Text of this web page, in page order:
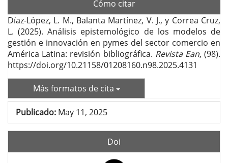
Cómo citar
Díaz-López, L. M., Balanta Martínez, V. J., y Correa Cruz,
L. (2025). Análisis epistemológico de los modelos de
gestión e innovación en pymes del sector comercio en
América Latina: revisión bibliográfica. Revista Ean, (98).
https://doi.org/10.21158/01208160.n98.2025.4131
Más formatos de cita
Publicado: May 11, 2025
Doi